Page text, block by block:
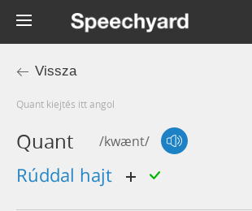
Vissza
quant kiejtés itt angol
Quant /kwænt/
rúddal hajt